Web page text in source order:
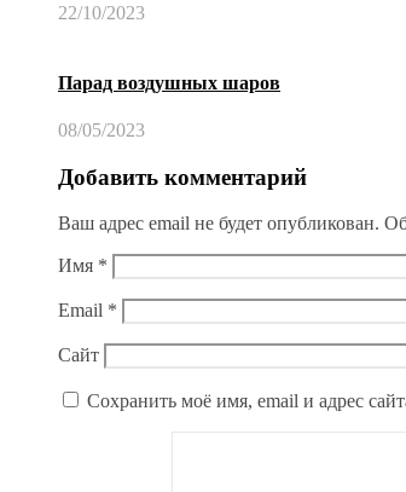
22/10/2023
Парад воздушных шаров
08/05/2023
Добавить комментарий
Ваш адрес email не будет опубликован.
Имя *
Email *
Сайт
Сохранить моё имя, email и адрес